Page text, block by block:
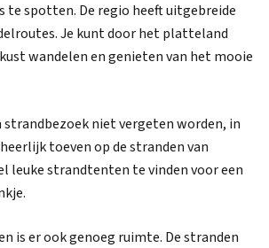
te spotten. De regio heeft uitgebreide
Je kunt door het platteland
wandelen en genieten van het mooie
niet vergeten worden, in
toeven op de stranden van
leuke strandtenten te vinden voor een
is er ook genoeg ruimte. De stranden